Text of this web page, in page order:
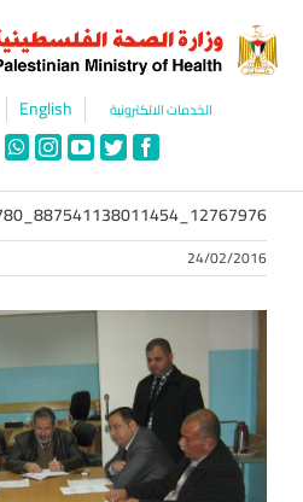
content
الخدمات الالكترونية English
Facebook
Twitter
YouTube
12767976_887541138011454_1135990780_o
24/02/2016